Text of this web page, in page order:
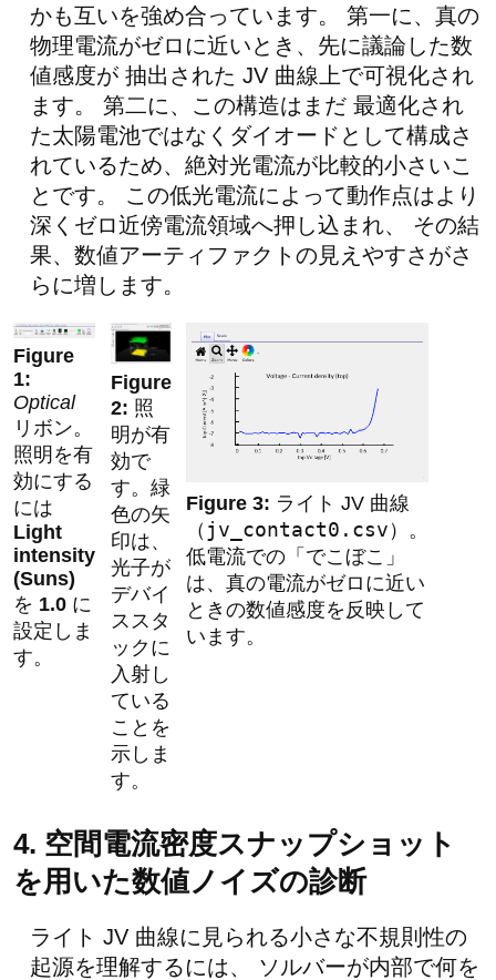
かも互いを強め合っています。 第一に、真の
物理電流がゼロに近いとき、先に議論した数
値感度が 抽出された JV 曲線上で可視化され
ます。 第二に、この構造はまだ 最適化され
た太陽電池ではなくダイオードとして構成さ
れているため、絶対光電流が比較的小さいこ
とです。 この低光電流によって動作点はより
深くゼロ近傍電流領域へ押し込まれ、 その結
果、数値アーティファクトの見えやすさがさ
らに増します。
Optical
リボン。
照明を有
効にする
には
Light
intensity
(Suns)
を 1.0 に
設定しま
す。
照
明が有
効で
す。緑
色の矢
印は、
光子が
デバイ
ススタ
ックに
入射し
ている
ことを
示しま
す。
ライト JV 曲線
（ jv_contact0.csv ）。
低電流での「でこぼこ」
は、真の電流がゼロに近い
ときの数値感度を反映して
います。
4. 空間電流密度スナップショット
を用いた数値ノイズの診断
ライト JV 曲線に見られる小さな不規則性の
起源を理解するには、 ソルバーが内部で何を